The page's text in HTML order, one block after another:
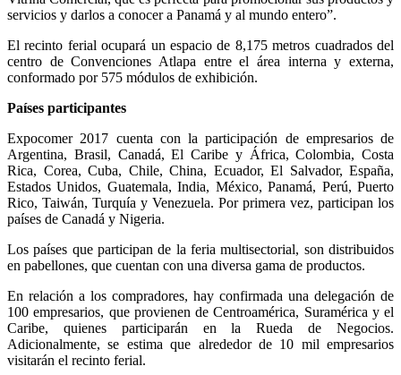
servicios y darlos a conocer a Panamá y al mundo entero”.
El recinto ferial ocupará un espacio de 8,175 metros cuadrados del
centro de Convenciones Atlapa entre el área interna y externa,
conformado por 575 módulos de exhibición.
Países participantes
Expocomer 2017 cuenta con la participación de empresarios de
Argentina, Brasil, Canadá, El Caribe y África, Colombia, Costa
Rica, Corea, Cuba, Chile, China, Ecuador, El Salvador, España,
Estados Unidos, Guatemala, India, México, Panamá, Perú, Puerto
Rico, Taiwán, Turquía y Venezuela. Por primera vez, participan los
países de Canadá y Nigeria.
Los países que participan de la feria multisectorial, son distribuidos
en pabellones, que cuentan con una diversa gama de productos.
En relación a los compradores, hay confirmada una delegación de
100 empresarios, que provienen de Centroamérica, Suramérica y el
Caribe, quienes participarán en la Rueda de Negocios.
Adicionalmente, se estima que alrededor de 10 mil empresarios
visitarán el recinto ferial.